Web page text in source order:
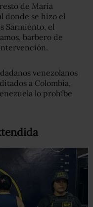
de María
donde se hizo el
Sarmiento, el
barbero de
venezolanos
a Colombia,
lo prohíbe